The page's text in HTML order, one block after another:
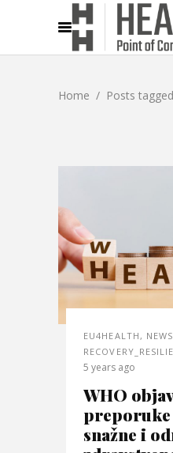
Home / Posts
EU4HEALTH ,
5 years ago
WHO
preporuke
snažne i